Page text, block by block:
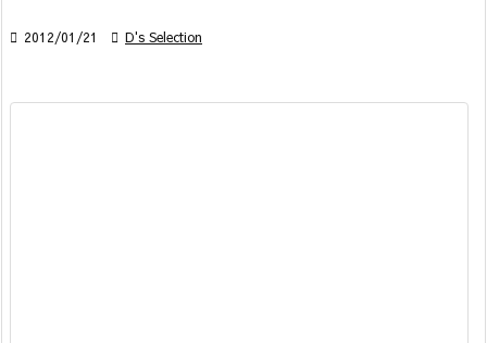
 2012/01/21  D's Selection